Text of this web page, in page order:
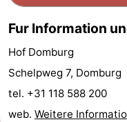
und
Veranstaltungen
Ringstechen
Praktisch
Forum
Fur Information
Hof Domburg
Schelpweg 7, Domburg
tel. +31 118 588 200
web. Weitere